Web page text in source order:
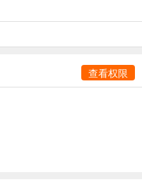
查看权限